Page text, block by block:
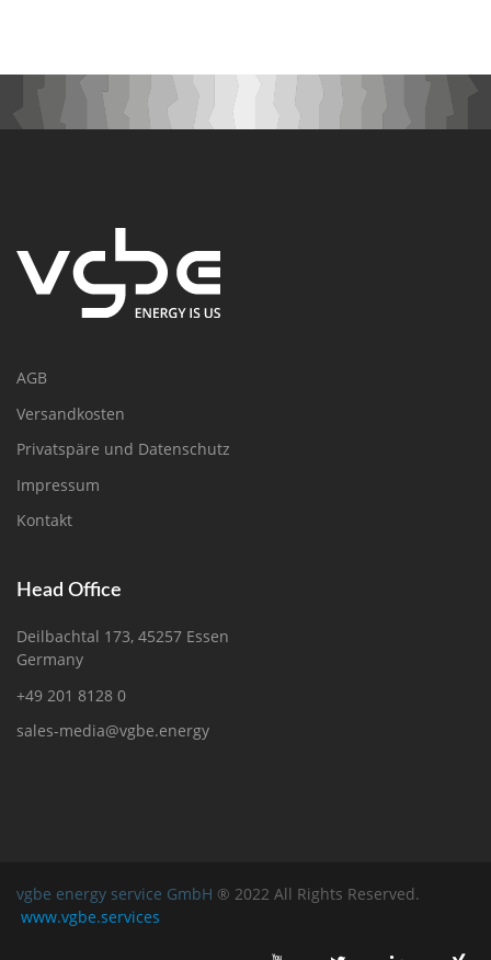
AGB
Versandkosten
Privatspäre und Datenschutz
Impressum
Kontakt
Head Office
Deilbachtal 173, 45257 Essen
Germany
+49 201 8128 0
sales-media@vgbe.energy
vgbe energy service GmbH ® 2022 All Rights Reserved.
www.vgbe.services